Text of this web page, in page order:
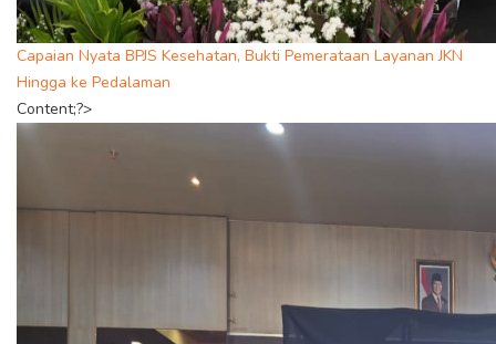
Capaian Nyata BPJS Kesehatan, Bukti Pemerataan Layanan JKN
Hingga ke Pedalaman
Content;?>